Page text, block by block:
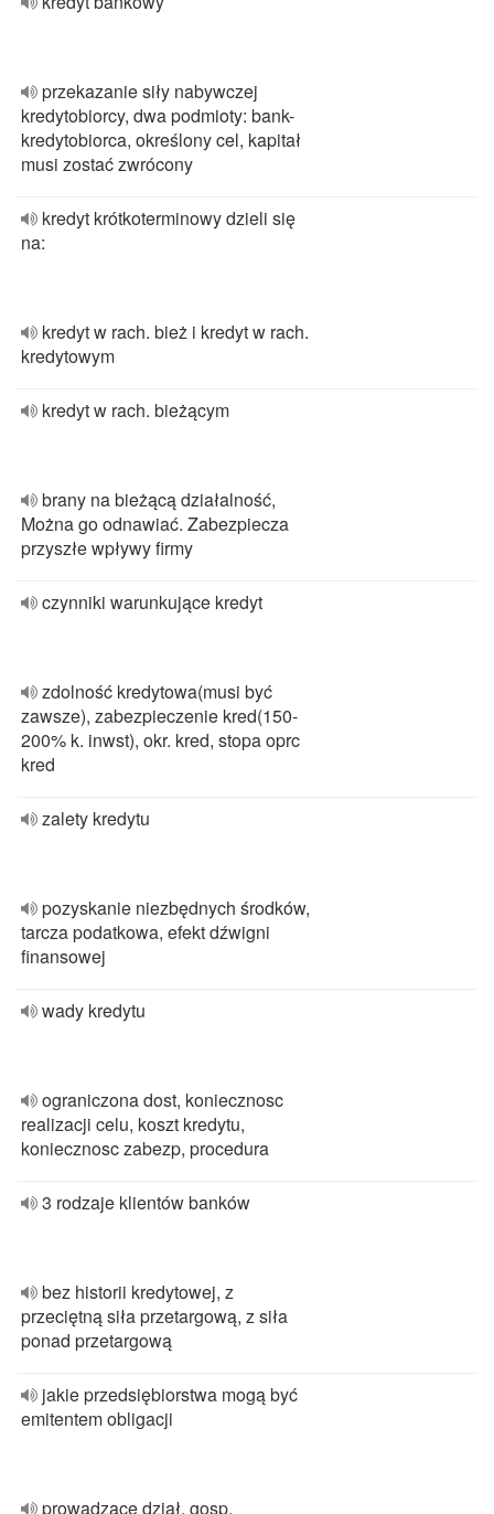
przekazanie siły nabywczej
kredytobiorcy, dwa podmioty: bank-
kredytobiorca, określony cel, kapitał
musi zostać zwrócony
kredyt krótkoterminowy dzieli się
na:
kredyt w rach. bież i kredyt w rach.
kredytowym
kredyt w rach. bieżącym
brany na bieżącą działalność,
Można go odnawiać. Zabezpiecza
przyszłe wpływy firmy
czynniki warunkujące kredyt
zdolność kredytowa(musi być
zawsze), zabezpieczenie kred(150-
200% k. inwst), okr. kred, stopa oprc
kred
zalety kredytu
pozyskanie niezbędnych środków,
tarcza podatkowa, efekt dźwigni
finansowej
wady kredytu
ograniczona dost, koniecznosc
realizacji celu, koszt kredytu,
koniecznosc zabezp, procedura
3 rodzaje klientów banków
bez historii kredytowej, z
przeciętną siła przetargową, z siła
ponad przetargową
jakie przedsiębiorstwa mogą być
emitentem obligacji
prowadzące dział. gosp,